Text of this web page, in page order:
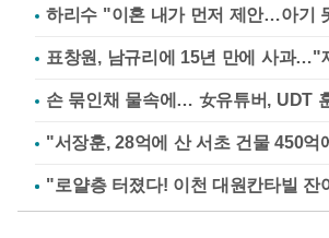
하리수 "이혼 내가 먼저 제안…아기
표창원, 남규리에 15년 만에 사과…"
손 묶인채 물속에… 女유튜버, UDT
"서장훈, 28억에 산 서초 건물 450억